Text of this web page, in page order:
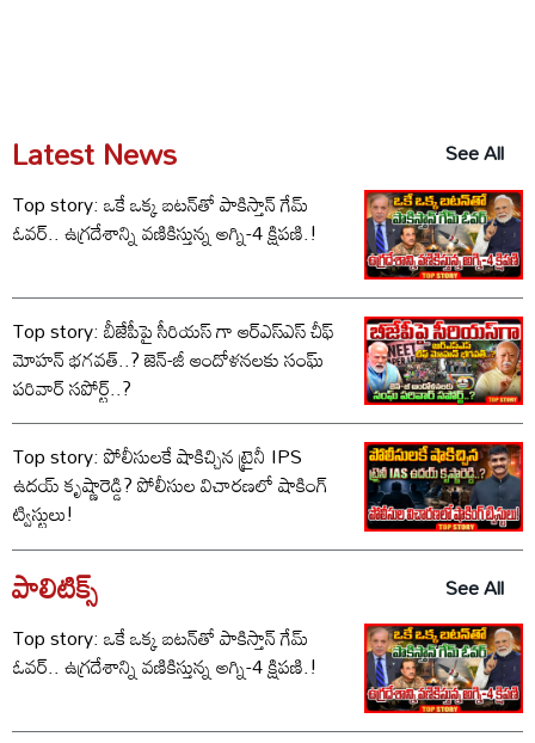
Latest News
See All
Top story: ఒకే ఒక్క బటన్‌తో పాకిస్తాన్ గేమ్
ఓవర్.. ఉగ్రదేశాన్ని వణికిస్తున్న అగ్ని-4 క్షిపణి.!
Top story: బీజేపీపై సీరియస్ గా ఆర్‌ఎస్‌ఎస్ చీఫ్
మోహన్ భగవత్..? జెన్-జీ ఆందోళనలకు సంఘ్
పరివార్ సపోర్ట్..?
Top story: పోలీసులకే షాకిచ్చిన ట్రైనీ IPS
ఉదయ్ కృష్ణారెడ్డి? పోలీసుల విచారణలో షాకింగ్
ట్విస్టులు!
పాలిటిక్స్‌
See All
Top story: ఒకే ఒక్క బటన్‌తో పాకిస్తాన్ గేమ్
ఓవర్.. ఉగ్రదేశాన్ని వణికిస్తున్న అగ్ని-4 క్షిపణి.!